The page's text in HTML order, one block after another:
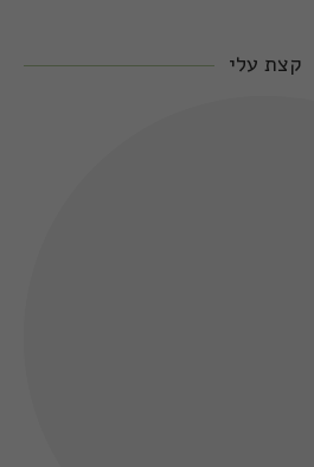
קצת עלי